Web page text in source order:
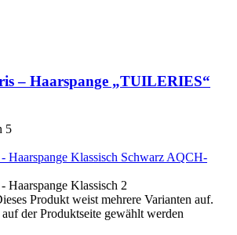
– Haarspange „TUILERIES“
5
Produkt weist mehrere Varianten auf.
der Produktseite gewählt werden